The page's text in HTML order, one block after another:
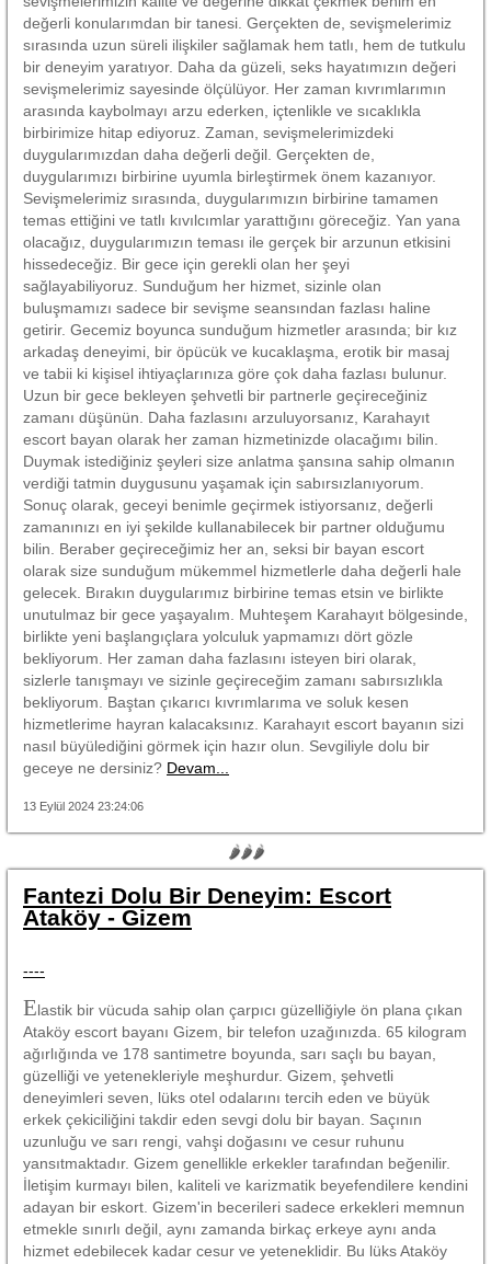
değerli konularımdan bir tanesi. Gerçekten de, sevişmelerimiz
sırasında uzun süreli ilişkiler sağlamak hem tatlı, hem de tutkulu
bir deneyim yaratıyor. Daha da güzeli, seks hayatımızın değeri
sevişmelerimiz sayesinde ölçülüyor. Her zaman kıvrımlarımın
arasında kaybolmayı arzu ederken, içtenlikle ve sıcaklıkla
birbirimize hitap ediyoruz. Zaman, sevişmelerimizdeki
duygularımızdan daha değerli değil. Gerçekten de,
duygularımızı birbirine uyumla birleştirmek önem kazanıyor.
Sevişmelerimiz sırasında, duygularımızın birbirine tamamen
temas ettiğini ve tatlı kıvılcımlar yarattığını göreceğiz. Yan yana
olacağız, duygularımızın teması ile gerçek bir arzunun etkisini
hissedeceğiz. Bir gece için gerekli olan her şeyi
sağlayabiliyoruz. Sunduğum her hizmet, sizinle olan
buluşmamızı sadece bir sevişme seansından fazlası haline
getirir. Gecemiz boyunca sunduğum hizmetler arasında; bir kız
arkadaş deneyimi, bir öpücük ve kucaklaşma, erotik bir masaj
ve tabii ki kişisel ihtiyaçlarınıza göre çok daha fazlası bulunur.
Uzun bir gece bekleyen şehvetli bir partnerle geçireceğiniz
zamanı düşünün. Daha fazlasını arzuluyorsanız, Karahayıt
escort bayan olarak her zaman hizmetinizde olacağımı bilin.
Duymak istediğiniz şeyleri size anlatma şansına sahip olmanın
verdiği tatmin duygusunu yaşamak için sabırsızlanıyorum.
Sonuç olarak, geceyi benimle geçirmek istiyorsanız, değerli
zamanınızı en iyi şekilde kullanabilecek bir partner olduğumu
bilin. Beraber geçireceğimiz her an, seksi bir bayan escort
olarak size sunduğum mükemmel hizmetlerle daha değerli hale
gelecek. Bırakın duygularımız birbirine temas etsin ve birlikte
unutulmaz bir gece yaşayalım. Muhteşem Karahayıt bölgesinde,
birlikte yeni başlangıçlara yolculuk yapmamızı dört gözle
bekliyorum. Her zaman daha fazlasını isteyen biri olarak,
sizlerle tanışmayı ve sizinle geçireceğim zamanı sabırsızlıkla
bekliyorum. Baştan çıkarıcı kıvrımlarıma ve soluk kesen
hizmetlerime hayran kalacaksınız. Karahayıt escort bayanın sizi
nasıl büyülediğini görmek için hazır olun. Sevgiliyle dolu bir
geceye ne dersiniz? Devam...
13 Eylül 2024 23:24:06
🌶🌶🌶
Fantezi Dolu Bir Deneyim: Escort
Ataköy - Gizem
----
Elastik bir vücuda sahip olan çarpıcı güzelliğiyle ön plana çıkan
Ataköy escort bayanı Gizem, bir telefon uzağınızda. 65 kilogram
ağırlığında ve 178 santimetre boyunda, sarı saçlı bu bayan,
güzelliği ve yetenekleriyle meşhurdur. Gizem, şehvetli
deneyimleri seven, lüks otel odalarını tercih eden ve büyük
erkek çekiciliğini takdir eden sevgi dolu bir bayan. Saçının
uzunluğu ve sarı rengi, vahşi doğasını ve cesur ruhunu
yansıtmaktadır. Gizem genellikle erkekler tarafından beğenilir.
İletişim kurmayı bilen, kaliteli ve karizmatik beyefendilere kendini
adayan bir eskort. Gizem'in becerileri sadece erkekleri memnun
etmekle sınırlı değil, aynı zamanda birkaç erkeye aynı anda
hizmet edebilecek kadar cesur ve yeteneklidir. Bu lüks Ataköy